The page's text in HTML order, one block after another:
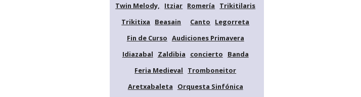
Twin Melody,
Itziar Romería
Trikitilaris
Trikitixa
Beasain Canto
Legorreta
Fin de Curso Audiciones Primavera
Idiazabal
Zaldibia concierto
Banda
Feria Medieval
Tromboneitor
Aretxabaleta
Orquesta Sinfónica